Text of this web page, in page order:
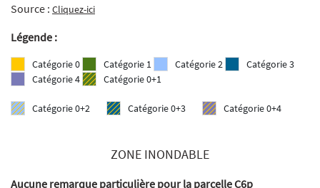
Source : Cliquez-ici
Légende :
Catégorie 0 Catégorie 1 Catégorie 2
Catégorie 3
Catégorie 4
Catégorie 0+1
Catégorie 0+2 Catégorie 0+3 Catégorie 0+4
ZONE INONDABLE
Aucune remarque particulière pour la parcelle C6p